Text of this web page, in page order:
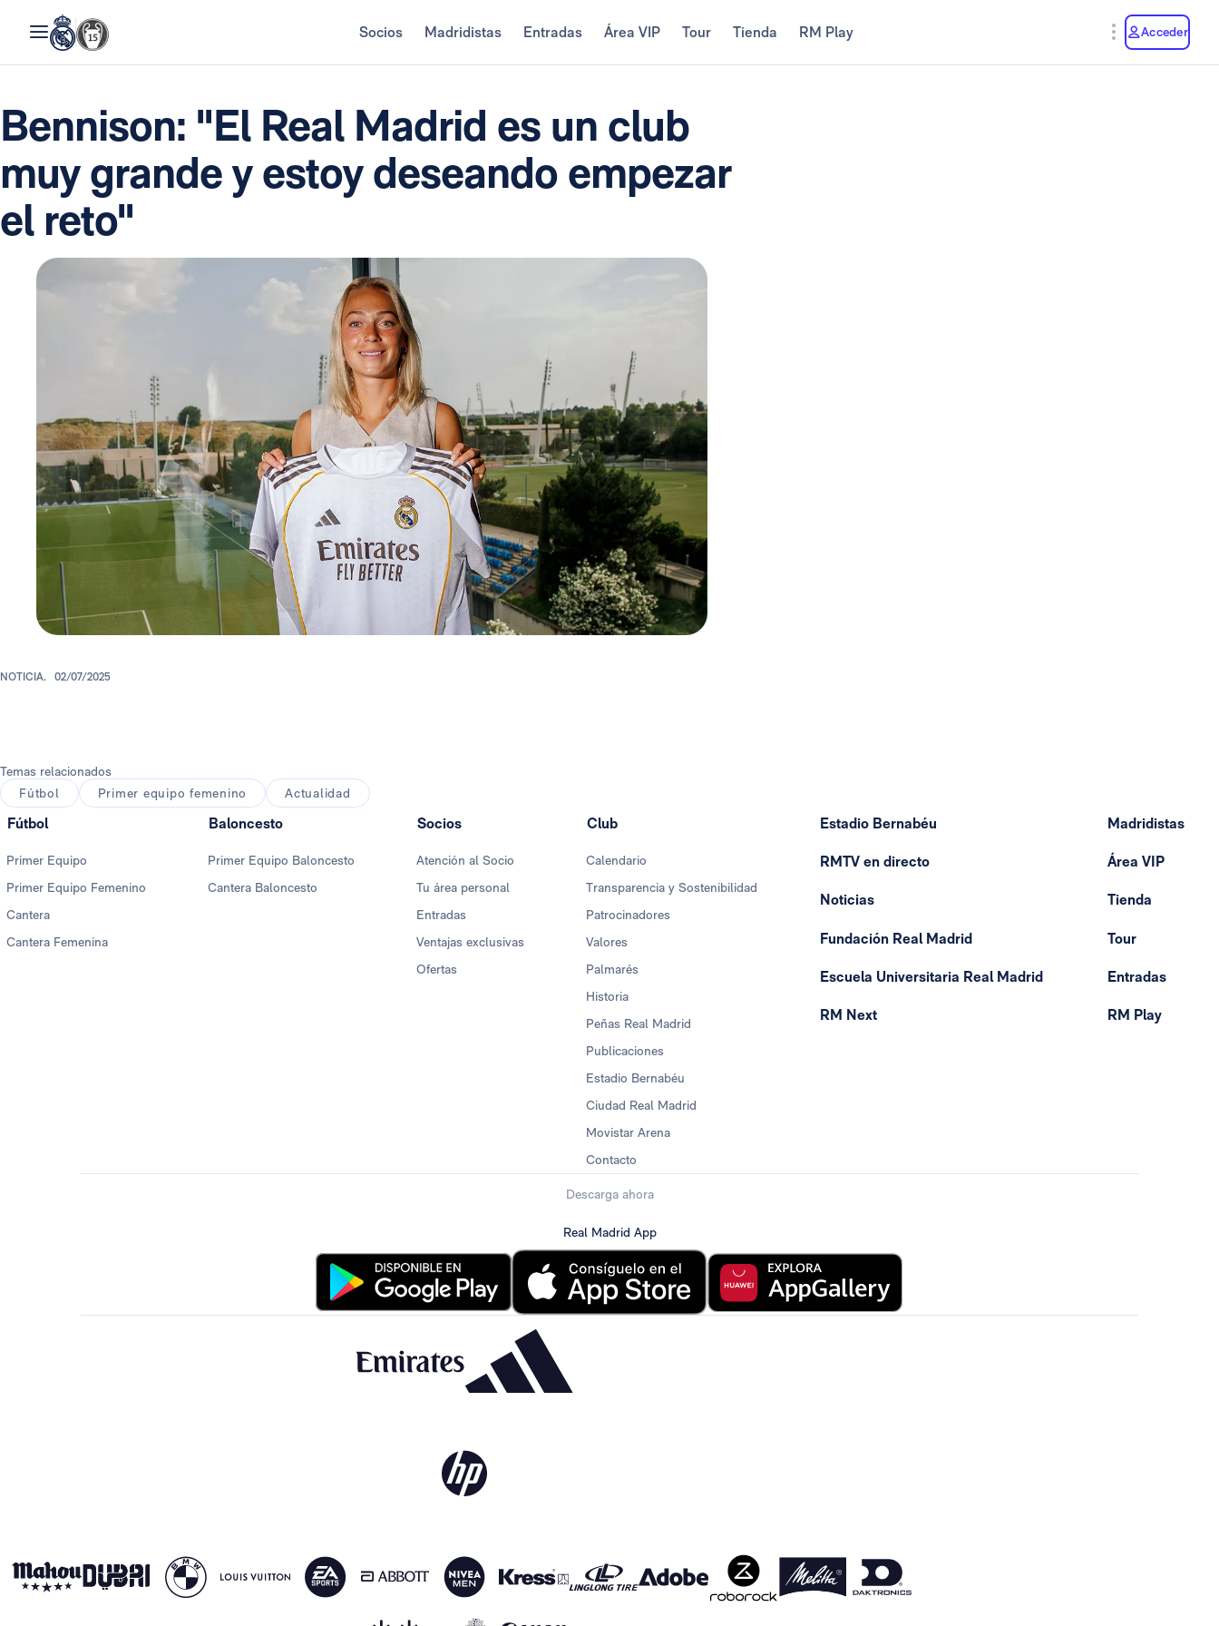
Socios Madridistas Entradas Área VIP Tour Tienda RM Play Acceder
Bennison: "El Real Madrid es un club
muy grande y estoy deseando empezar
el reto"
NOTICIA. 02/07/2025
Temas relacionados
Fútbol
Primer equipo femenino Actualidad
Fútbol
Primer Equipo
Primer Equipo Femenino
Cantera
Cantera Femenina
Baloncesto
Primer Equipo Baloncesto
Cantera Baloncesto
Socios
Atención al Socio
Tu área personal
Entradas
Ventajas exclusivas
Ofertas
Club
Calendario
Transparencia y Sostenibilidad
Patrocinadores
Valores
Palmarés
Historia
Peñas Real Madrid
Publicaciones
Estadio Bernabéu
Ciudad Real Madrid
Movistar Arena
Contacto
Estadio Bernabéu
RMTV en directo
Noticias
Fundación Real Madrid
Escuela Universitaria Real Madrid
RM Next
Madridistas
Área VIP
Tienda
Tour
Entradas
RM Play
Descarga ahora
Real Madrid App